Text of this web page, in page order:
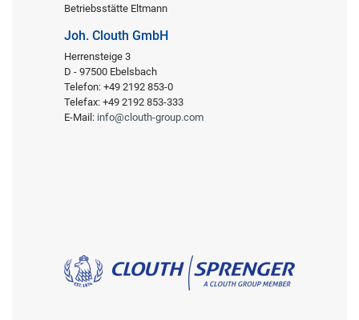
Betriebsstätte Eltmann
Joh. Clouth GmbH
Herrensteige 3
D - 97500 Ebelsbach
Telefon: +49 2192 853-0
Telefax: +49 2192 853-333
E-Mail: info@clouth-group.com